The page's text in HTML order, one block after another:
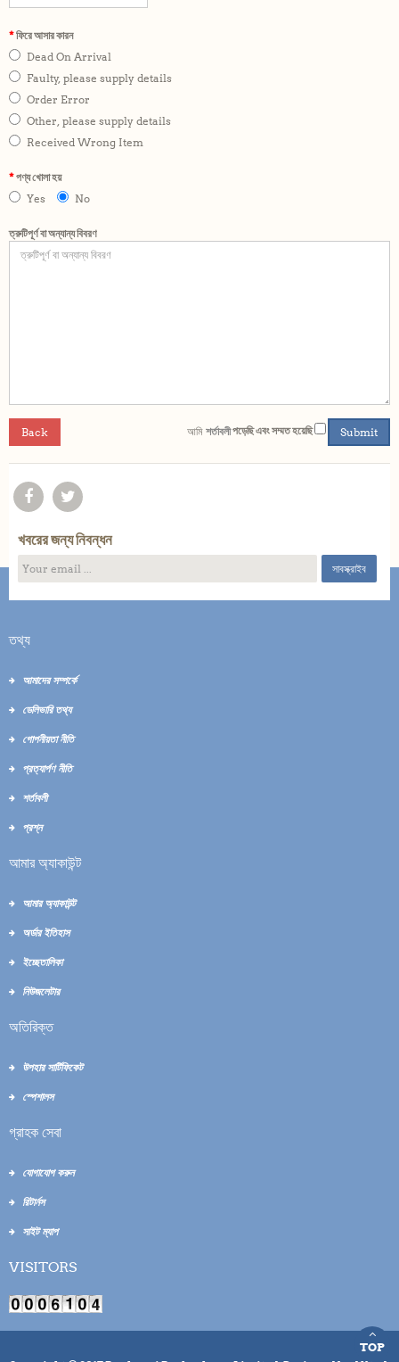
ফিরে আসার কারন
Dead On Arrival
Faulty, please supply details
Order Error
Other, please supply details
Received Wrong Item
পণ্য খোলা হয়
Yes
No
ত্রুটিপূর্ণ বা অন্যান্য বিবরণ
Back আমি শর্তাবলীপড়েছি এবং সম্মত হয়েছি
খবরের জন্য নিবন্ধন
সাবস্ক্রাইব
তথ্য
আমাদের সম্পর্কে
ডেলিভারি তথ্য
গোপনীয়তা নীতি
প্রত্যার্পণ নীতি
শর্তাবলী
প্রশ্ন
আমার অ্যাকাউন্ট
আমার অ্যাকাউন্ট
অর্ডার ইতিহাস
ইচ্ছেতালিকা
নিউজলেটার
অতিরিক্ত
উপহার সার্টিফিকেট
স্পেশালস
গ্রাহক সেবা
যোগাযোগ করুন
রিটার্নস
সাইট ম্যাপ
VISITORS
TOP